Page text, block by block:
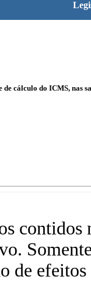
cálculo do ICMS, nas
contidos
de